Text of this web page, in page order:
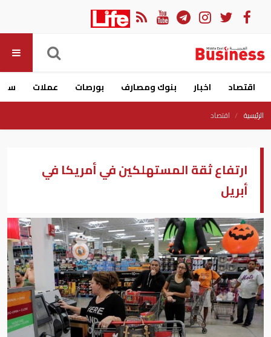
اقتصاد اخبار بنوك ومصارف بورصات عملات
الرئيسية اقتصاد
ارتفاع ثقة المستهلكين في أمريكا في
أبريل